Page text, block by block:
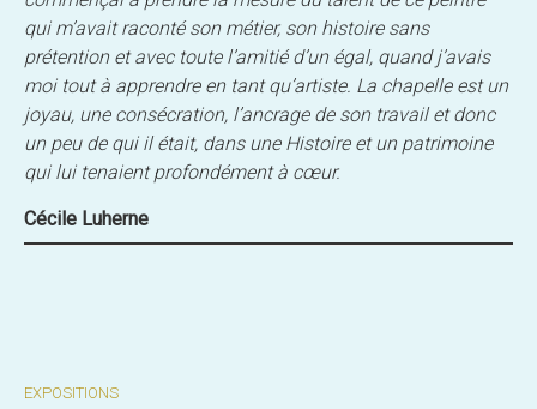
qui m’avait raconté son métier, son histoire sans
prétention et avec toute l’amitié d’un égal, quand j’avais
moi tout à apprendre en tant qu’artiste. La chapelle est un
joyau, une consécration, l’ancrage de son travail et donc
un peu de qui il était, dans une Histoire et un patrimoine
qui lui tenaient profondément à cœur.
Cécile Luherne
EXPOSITIONS